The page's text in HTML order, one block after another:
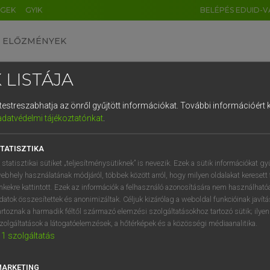
GYIK BELÉPÉS EDUID-
ELŐZMÉNYEK
szótár
VAN ELŐFIZETÉSED?
megtekintéséhez.
LISTÁJA
az önről gyűjtött információkat. További információért
tájékoztatónkat.
statisztikai sütiket „teljesítménysütiknek” is nevezik. Ezek a sütik információkat
használatának módjáról, többek között arról, hogy milyen oldalakat keresett
kattintott. Ezek az információk a felhasználó azonosítására nem
összesítettek és anonimizáltak. Céljuk kizárólag a weboldal funkcióinak
a harmadik féltől származó elemzési szolgáltatásokhoz tartozó sütik;
a látogatóelemzések, a hőtérképek és a közösségi médiaanalitika.
1 szolgáltatás
DE CN FR ES IT NL
1 2 3 4 5 6 7 8 9
q w e r t z u i
a s d f g h j k l é
í y x c v b n m , .